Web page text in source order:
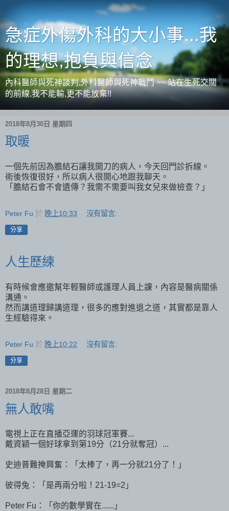
急症外傷外科的大小事...我
的理想,抱負與信念
內科醫師與死神談判,外科醫師與死神戰鬥 ~~ 站在生死交關
的前線,我不能輸,更不能放棄!!
2018年8月30日 星期四
取暖
一個先前因為膽結石讓我開刀的病人，今天回門診拆線。
術後恢復很好，所以病人很開心地跟我聊天。
「膽結石會不會遺傳？我需不需要叫我女兒來做檢查？」
Peter Fu 於 晚上10:33 沒有留言:
分享
人生歷練
有時候會應邀幫年輕醫師或護理人員上課，內容是醫病關係
溝通。
然而講道理歸講道理，很多的應對進退之道，其實都是靠人
生經驗得來。
Peter Fu 於 晚上10:22 沒有留言:
分享
2018年8月28日 星期二
無人敢嘴
電視上正在直播亞運的羽球冠軍賽...
戴資穎一個好球拿到第19分（21分就奪冠）...
史迪普難掩興奮：「太棒了，再一分就21分了！」
彼得兔：「是再兩分啦！21-19=2」
Peter Fu：「你的數學實在......」